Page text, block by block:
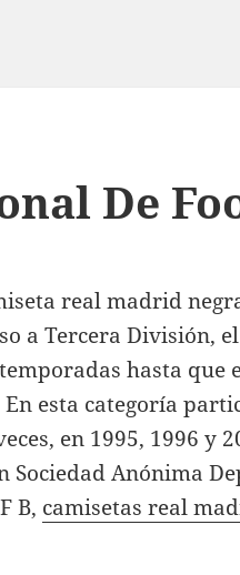
De
a Tercera División,
hasta que
En esta categoría
en 1995, 1996 y
Sociedad Anónima
B, camisetas real